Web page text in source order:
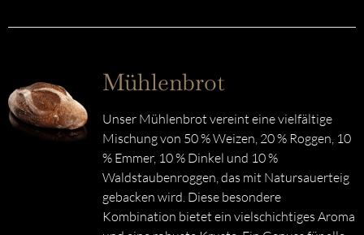
Mühlenbrot
Unser Mühlenbrot vereint eine vielfältige
Mischung von 50 % Weizen, 20 % Roggen, 10
% Emmer, 10 % Dinkel und 10 %
Waldstaubenroggen, das mit Natursauerteig
gebacken wird. Diese besondere
Kombination bietet ein vielschichtiges Aroma